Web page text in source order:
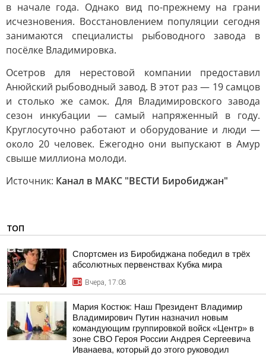
в начале года. Однако вид по-прежнему на грани
исчезновения. Восстановлением популяции сегодня
занимаются специалисты рыбоводного завода в
посёлке Владимировка.
Осетров для нерестовой компании предоставил
Анюйский рыбоводный завод. В этот раз — 19 самцов
и столько же самок. Для Владимировского завода
сезон инкубации — самый напряженный в году.
Круглосуточно работают и оборудование и люди —
около 20 человек. Ежегодно они выпускают в Амур
свыше миллиона молоди.
Источник: Канал в МАКС "ВЕСТИ Биробиджан"
ТОП
Спортсмен из Биробиджана победил в трёх
абсолютных первенствах Кубка мира
Вчера, 17:08
Мария Костюк: Наш Президент Владимир
Владимирович Путин назначил новым
командующим группировкой войск «Центр» в
зоне СВО Героя России Андрея Сергеевича
Иванаева, который до этого руководил